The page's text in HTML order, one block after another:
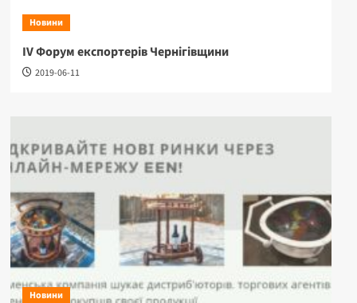
Новини
ІV Форум експортерів Чернігівщини
2019-06-11
Новини